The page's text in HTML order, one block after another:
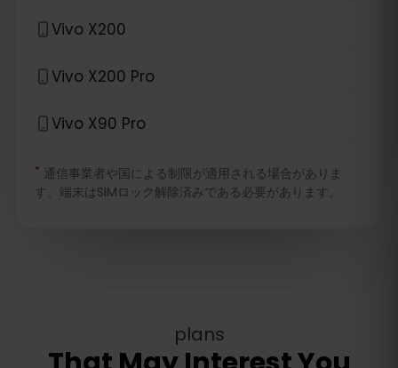
Vivo X200
Vivo X200 Pro
Vivo X90 Pro
* 通信事業者や国による制限が適用される場合がありま
す。端末はSIMロック解除済みである必要があります。
plans